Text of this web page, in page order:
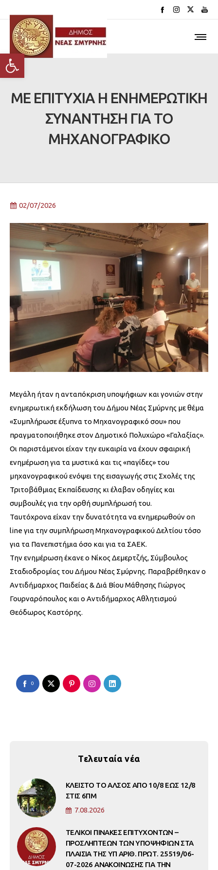
Ανοίξτε τη γραμμή εργαλείων
ΜΕ ΕΠΙΤΥΧΙΑ Η ΕΝΗΜΕΡΩΤΙΚΗ
ΣΥΝΑΝΤΗΣΗ ΓΙΑ ΤΟ
ΜΗΧΑΝΟΓΡΑΦΙΚΟ
02/07/2026
Μεγάλη ήταν η ανταπόκριση υποψήφιων και γονιών στην
ενημερωτική εκδήλωση του Δήμου Νέας Σμύρνης με θέμα
«Συμπλήρωσε έξυπνα το Μηχανογραφικό σου» που
πραγματοποιήθηκε στον Δημοτικό Πολυχώρο «Γαλαξίας».
Οι παριστάμενοι είχαν την ευκαιρία να έχουν σφαιρική
ενημέρωση για τα μυστικά και τις «παγίδες» του
μηχανογραφικού ενόψει της εισαγωγής στις Σχολές της
Τριτοβάθμιας Εκπαίδευσης κι έλαβαν οδηγίες και
συμβουλές για την ορθή συμπλήρωσή του.
Ταυτόχρονα είχαν την δυνατότητα να ενημερωθούν on
line για την συμπλήρωση Μηχανογραφικού Δελτίου τόσο
για τα Πανεπιστήμια όσο και για τα ΣΑΕΚ.
Την ενημέρωση έκανε ο Νίκος Δεμερτζής, Σύμβουλος
Σταδιοδρομίας του Δήμου Νέας Σμύρνης. Παραβρέθηκαν ο
Αντιδήμαρχος Παιδείας & Διά Βίου Μάθησης Γιώργος
Γουρναρόπουλος και ο Αντιδήμαρχος Αθλητισμού
Θεόδωρος Καστόρης.
0
Τελευταία νέα
ΚΛΕΙΣΤΟ ΤΟ ΑΛΣΟΣ ΑΠΟ 10/8 ΕΩΣ 12/8
ΣΤΙΣ 6ΠΜ
7.08.2026
ΤΕΛΙΚΟΙ ΠΙΝΑΚΕΣ ΕΠΙΤΥΧΟΝΤΩΝ –
ΠΡΟΣΛΗΠΤΕΩΝ ΤΩΝ ΥΠΟΨΗΦΙΩΝ ΣΤΑ
ΠΛΑΙΣΙΑ ΤΗΣ ΥΠ ΑΡΙΘ. ΠΡΩΤ. 25519/06-
07-2026 ΑΝΑΚΟΙΝΩΣΗΣ ΓΙΑ ΤΗΝ